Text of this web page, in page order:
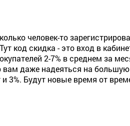
человек-то
код скидка - это вход в
2-7% в среднем за
даже надеяться на
Будут новые время от